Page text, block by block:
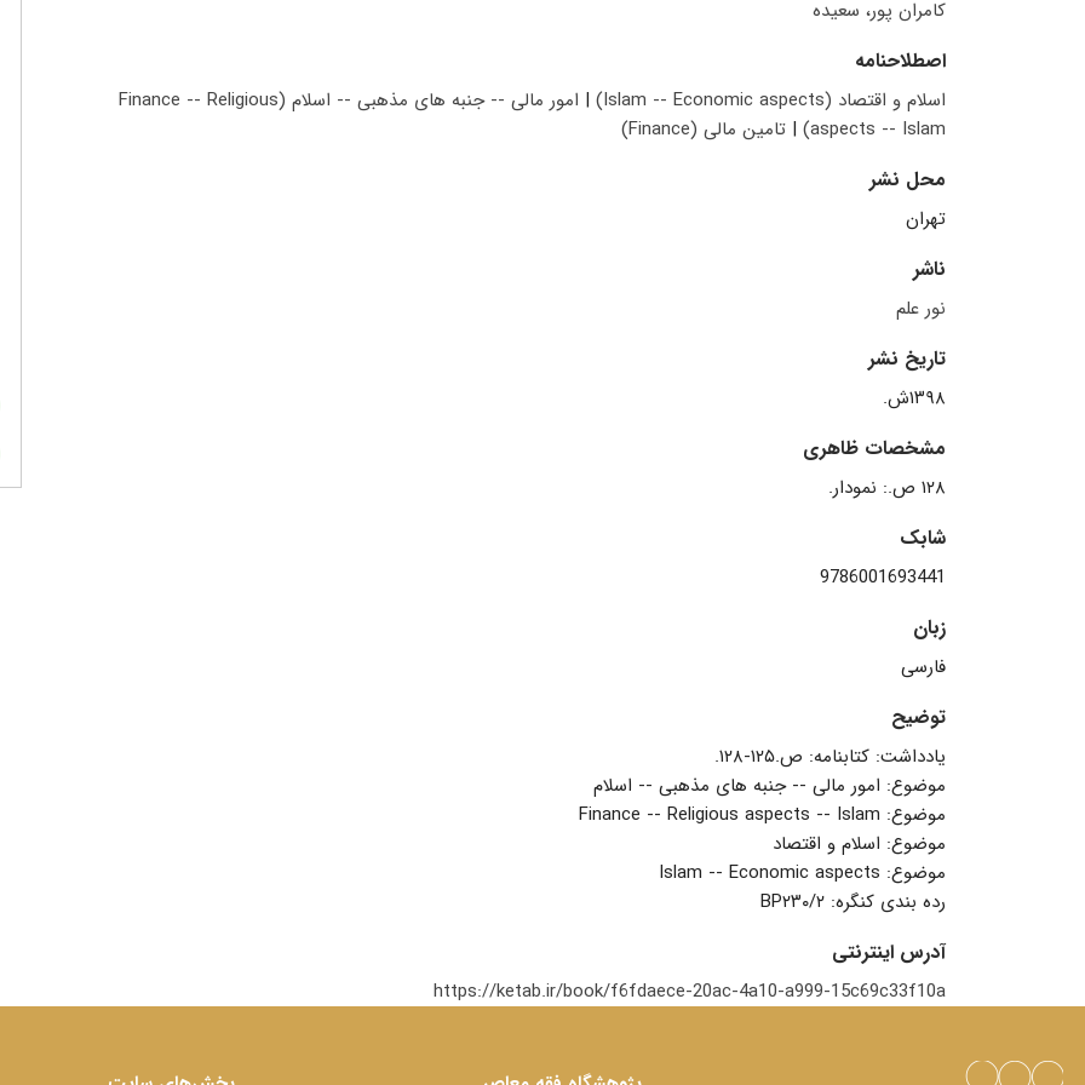
کامران پور، سعیده
اصطلاحنامه
اسلام و اقتصاد (Islam -- Economic aspects) |
امور مالی -- جنبه های مذهبی -- اسلام (Finance -- Religious
aspects -- Islam)
| تامین مالی (Finance)
محل نشر
تهران
ناشر
نور علم
تاریخ نشر
۱۳۹۸ش.
مشخصات ظاهری
۱۲۸ ص.: نمودار.
شابک
زبان
فارسی
توضیح
یادداشت: کتابنامه: ص.۱۲۵-۱۲۸.
‏موضوع: امور مالی -- جنبه های مذهبی -- اسلام
‏موضوع: Finance -- Religious aspects -- Islam
‏موضوع: اسلام و اقتصاد
‏موضوع: Islam -- Economic aspects
‏رده بندی کنگره: ‫‬‮‭BP۲۳۰/۲
آدرس اینترنتی
https://ketab.ir/book/f6fdaece-20ac-4a10-a999-15c69c33f10a